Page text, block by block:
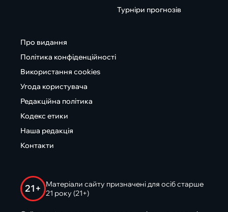
Турніри прогнозів
Про видання
Політика конфіденційності
Використання cookies
Угода користувача
Редакційна політика
Кодекс етики
Наша редакція
Контакти
21+
Матеріали сайту призначені для осіб старше
21 року (21+)